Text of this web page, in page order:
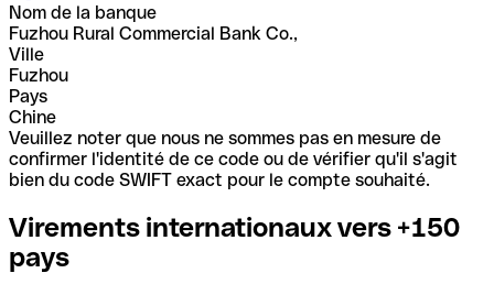
Nom de la banque
Fuzhou Rural Commercial Bank Co.,
Ville
Fuzhou
Pays
Chine
Veuillez noter que nous ne sommes pas en mesure de
confirmer l'identité de ce code ou de vérifier qu'il s'agit
bien du code SWIFT exact pour le compte souhaité.
Virements internationaux vers +150
pays